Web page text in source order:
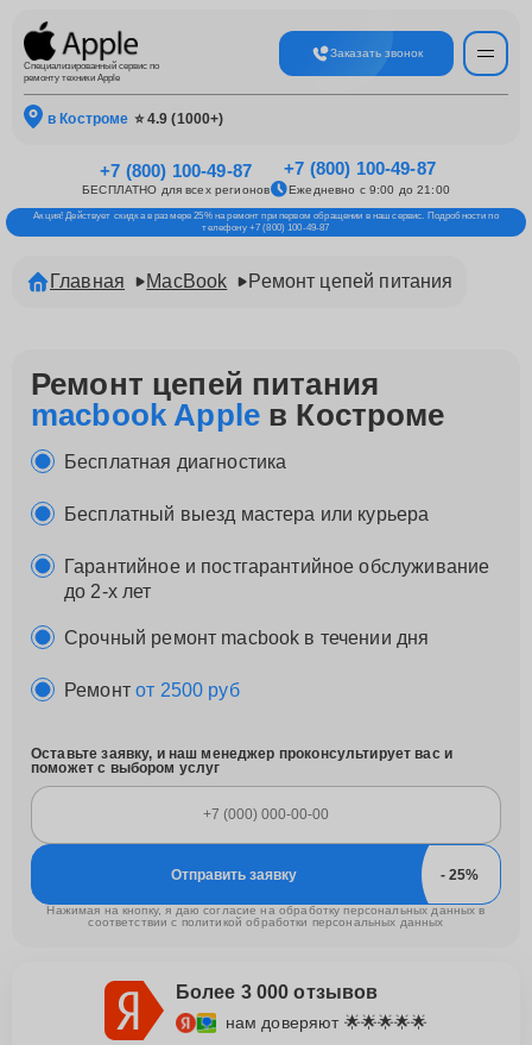
Специализированный сервис по
ремонту техники Apple
Заказать звонок
в Костроме ⭐ 4.9 (1000+)
+7 (800) 100-49-87
БЕСПЛАТНО для всех регионов
+7 (800) 100-49-87
Ежедневно с 9:00 до 21:00
Акция! Действует скидка в размере 25% на ремонт при первом обращении в наш сервис. Подробности по
телефону +7 (800) 100-49-87
Главная MacBook Ремонт цепей питания
Ремонт цепей питания
macbook Appleв Костроме
Бесплатная диагностика
Бесплатный выезд мастера или курьера
Гарантийное и постгарантийное обслуживание
до 2-х лет
Срочный ремонт macbook в течении дня
Ремонтот 2500 руб
Оставьте заявку, и наш менеджер проконсультирует вас и
поможет с выбором услуг
Отправить заявку
Нажимая на кнопку, я даю согласие на обработку персональных данных в
соответствии с политикой обработки персональных данных
Более 3 000 отзывов
нам доверяют 🌟🌟🌟🌟🌟